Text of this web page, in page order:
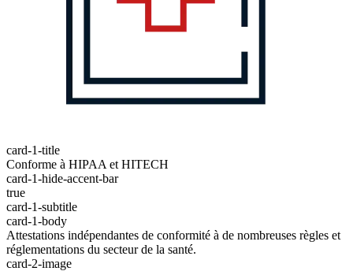
card-1-title
Conforme à HIPAA et HITECH
card-1-hide-accent-bar
true
card-1-subtitle
card-1-body
Attestations indépendantes de conformité à de nombreuses règles et
réglementations du secteur de la santé.
card-2-image